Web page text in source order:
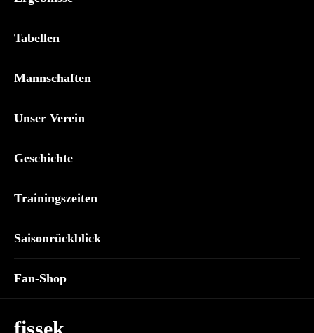
Tabellen
Mannschaften
Unser Verein
Geschichte
Trainingszeiten
Saisonrückblick
Fan-Shop